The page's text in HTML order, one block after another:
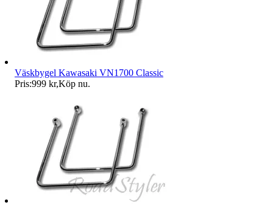
Väskbygel Kawasaki VN1700 Classic
Pris:999 kr,Köp nu.